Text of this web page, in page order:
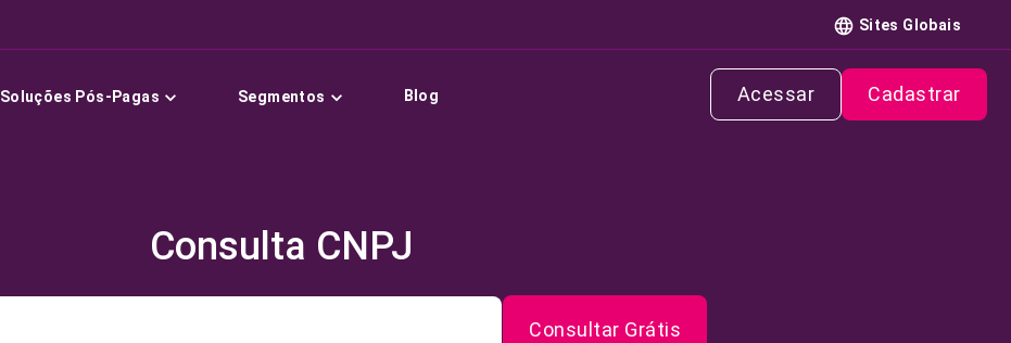
Sites Globais
Soluções Pós-Pagas Segmentos Blog Acessar Cadastrar
Consulta CNPJ
Consultar Grátis